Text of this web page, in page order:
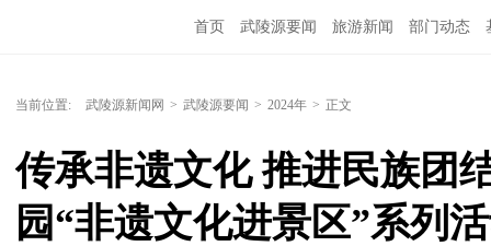
首页 武陵源要闻 旅游新闻 部门动态
当前位置: 武陵源新闻网 > 武陵源要闻 > 2024年 > 正文
传承非遗文化 推进民族团
园“非遗文化进景区”系列